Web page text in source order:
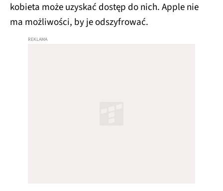
kobieta może uzyskać dostęp do nich. Apple nie
ma możliwości, by je odszyfrować.